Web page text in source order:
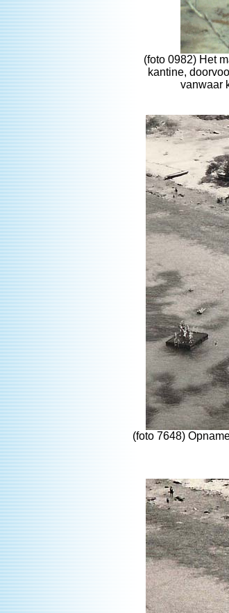
(foto 0982) Het
kantine,
vanwaar
(foto 7648)